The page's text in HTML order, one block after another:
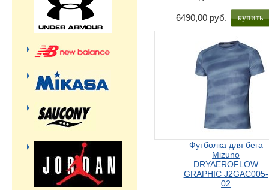
6490,00 руб. купить
Футболка для бега
Mizuno
DRYAEROFLOW
GRAPHIC J2GAC005-
02